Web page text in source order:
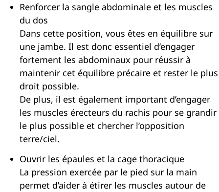
Renforcer la sangle abdominale et les muscles
du dos
Dans cette position, vous êtes en équilibre sur
une jambe. Il est donc essentiel d’engager
fortement les abdominaux pour réussir à
maintenir cet équilibre précaire et rester le plus
droit possible.
De plus, il est également important d’engager
les muscles érecteurs du rachis pour se grandir
le plus possible et chercher l’opposition
terre/ciel.
Ouvrir les épaules et la cage thoracique
La pression exercée par le pied sur la main
permet d’aider à étirer les muscles autour de